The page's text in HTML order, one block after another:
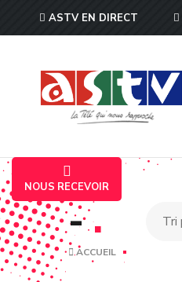
ASTV EN DIRECT
NOUS RECEVOIR
-.
ACCUEIL